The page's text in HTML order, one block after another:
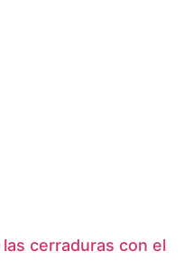
las cerraduras con el